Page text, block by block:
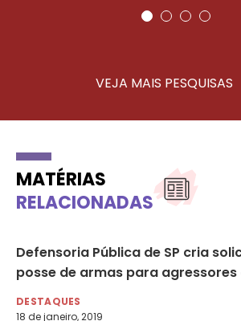
VEJA MAIS PESQUISAS
MATÉRIAS
RELACIONADAS
Defensoria Pública de SP cria
posse de armas para agressores
DESTAQUES
18 de janeiro, 2019